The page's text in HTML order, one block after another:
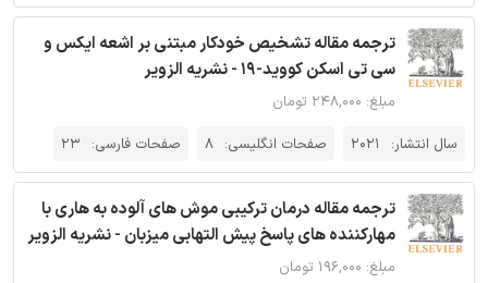
ترجمه مقاله تشخیص خودکار مبتنی بر اشعه ایکس و
سی تی اسکن کووید-19 - نشریه الزویر
مبلغ: ۲۴۸,۰۰۰ تومان
سال انتشار:
2021 صفحات انگلیسی: 8 صفحات فارسی: 23
ترجمه مقاله درمان ترکیبی موش های آلوده به هاری با
مهارکننده های پاسخ پیش التهابی میزبان - نشریه الزویر
مبلغ: ۱۹۶,۰۰۰ تومان